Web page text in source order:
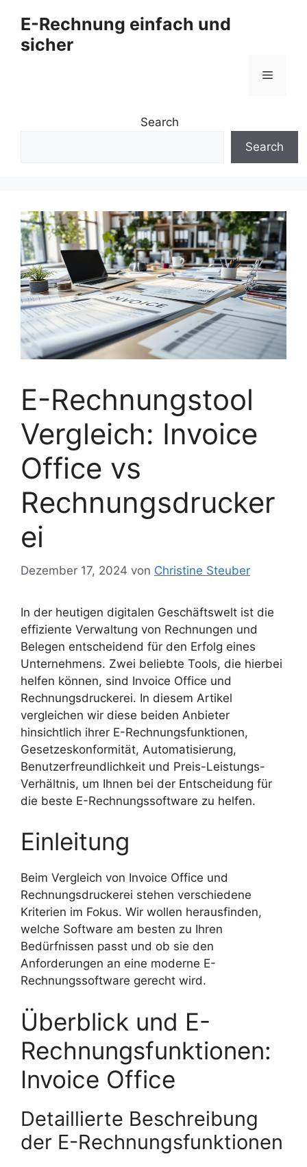
Inhalt
springen
E-Rechnung einfach und
sicher
Menü
Search
Search
E-Rechnungstool
Vergleich: Invoice
Office vs
Rechnungsdrucker
ei
Dezember 17, 2024 von Christine Steuber
In der heutigen digitalen Geschäftswelt ist die
effiziente Verwaltung von Rechnungen und
Belegen entscheidend für den Erfolg eines
Unternehmens. Zwei beliebte Tools, die hierbei
helfen können, sind Invoice Office und
Rechnungsdruckerei. In diesem Artikel
vergleichen wir diese beiden Anbieter
hinsichtlich ihrer E-Rechnungsfunktionen,
Gesetzeskonformität, Automatisierung,
Benutzerfreundlichkeit und Preis-Leistungs-
Verhältnis, um Ihnen bei der Entscheidung für
die beste E-Rechnungssoftware zu helfen.
Einleitung
Beim Vergleich von Invoice Office und
Rechnungsdruckerei stehen verschiedene
Kriterien im Fokus. Wir wollen herausfinden,
welche Software am besten zu Ihren
Bedürfnissen passt und ob sie den
Anforderungen an eine moderne E-
Rechnungssoftware gerecht wird.
Überblick und E-
Rechnungsfunktionen:
Invoice Office
Detaillierte Beschreibung
der E-Rechnungsfunktionen